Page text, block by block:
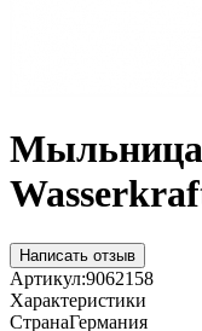
Написать отзыв
Артикул:9062158
Характеристики
СтранаГермания